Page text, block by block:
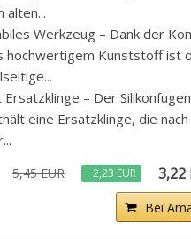
alten...
Werkzeug – Dank der
hochwertigem Kunststoff ist
Ersatzklinge – Der
eine Ersatzklinge, die
5,45 EUR −2,23 EUR 3,22
Bei